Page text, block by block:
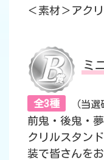
＜素材＞アク
ミ
全3種 （当選
前鬼・後鬼・
クリルスタン
装で皆さんを